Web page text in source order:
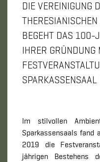
DIE VEREINIGUNG
BEGEHT DAS 100-
IHRER GRÜNDUNG
Im stilvollen
Sparkassensaals fand
2019 die
jährigen Bestehens